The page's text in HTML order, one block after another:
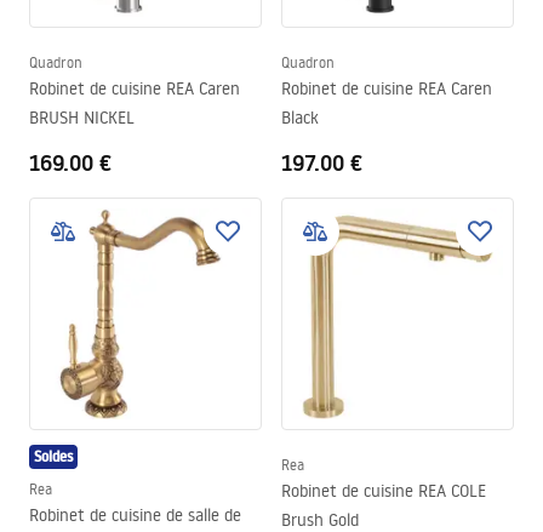
Quadron
Robinet de cuisine REA Caren
BRUSH NICKEL
169.00 €
Quadron
Robinet de cuisine REA Caren
Black
197.00 €
Soldes
Rea
Robinet de cuisine de salle de
Rea
Robinet de cuisine REA COLE
Brush Gold